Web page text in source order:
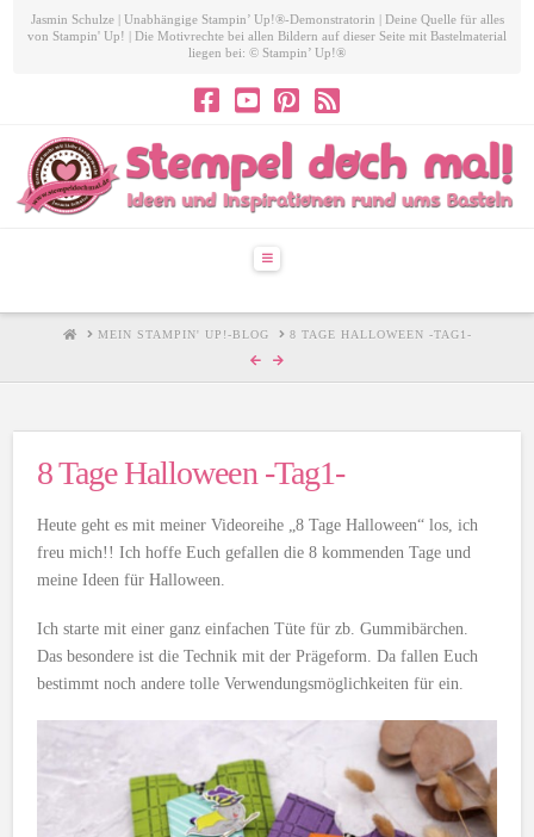
Jasmin Schulze | Unabhängige Stampin’ Up!®-Demonstratorin | Deine Quelle für alles
von Stampin' Up! | Die Motivrechte bei allen Bildern auf dieser Seite mit Bastelmaterial
liegen bei: © Stampin’ Up!®
Navigation
HOMEMEIN STAMPIN' UP!-BLOG 8 TAGE HALLOWEEN -TAG1-
8 Tage Halloween -Tag1-
Heute geht es mit meiner Videoreihe „8 Tage Halloween“ los, ich
freu mich!! Ich hoffe Euch gefallen die 8 kommenden Tage und
meine Ideen für Halloween.
Ich starte mit einer ganz einfachen Tüte für zb. Gummibärchen.
Das besondere ist die Technik mit der Prägeform. Da fallen Euch
bestimmt noch andere tolle Verwendungsmöglichkeiten für ein.